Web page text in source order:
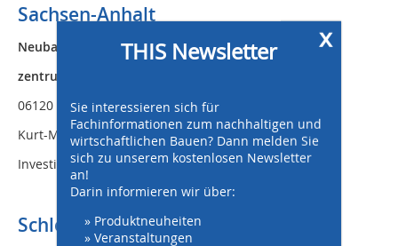
Sachsen-Anhalt
Neubau eines Protein-Forschungs-
zentrums
06120 Halle, Weinberg Campus /
Kurt-Mothes-Str.
Investitionsvolumen ca. 38 Mio. EUR
Schleswig-Holstein
x
THIS Newsletter
Sie interessieren sich für
Fachinformationen zum nachhaltigen und
wirtschaftlichen Bauen? Dann melden Sie
sich zu unserem kostenlosen Newsletter
an!
Darin informieren wir über:
» Produktneuheiten
» Veranstaltungen